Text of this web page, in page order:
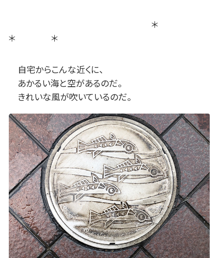
＊
＊ ＊
自宅からこんな近くに、
あかるい海と空があるのだ。
きれいな風が吹いているのだ。